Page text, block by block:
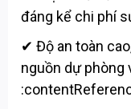
đáng kể chi phí
✔ Độ an toàn
nguồn dự phòng